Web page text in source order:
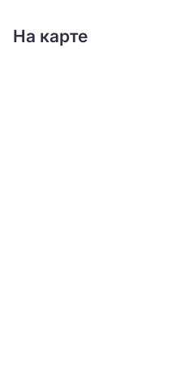
На карте